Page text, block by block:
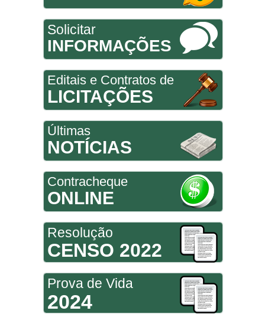
Solicitar
INFORMAÇÕES
Editais e Contratos de
LICITAÇÕES
Últimas
NOTÍCIAS
Contracheque
ONLINE
Resolução
CENSO 2022
Prova de Vida
2024